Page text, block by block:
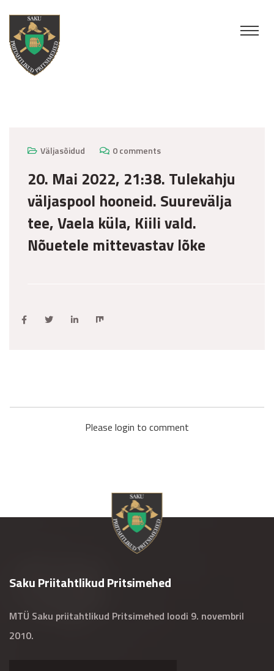
Väljasõidud 0 comments
20. Mai 2022, 21:38. Tulekahju
väljaspool hooneid. Suurevälja
tee, Vaela küla, Kiili vald.
Nõuetele mittevastav lõke
Please login to comment
Saku Priitahtlikud Pritsimehed
MTÜ Saku priitahtlikud Pritsimehed loodi 9. novembril
2010.